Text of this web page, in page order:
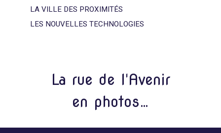
LA VILLE DES PROXIMITÉS
LES NOUVELLES TECHNOLOGIES
La rue de l'Avenir
en photos…